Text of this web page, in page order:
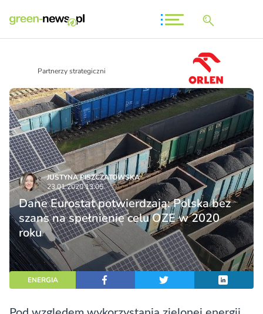
Partnerzy strategiczni
JUSTYNA PISZCZATOWSKA
23.01.2020 13:05
Dane Eurostat potwierdzają: Polska bez
szans na spełnienie celu OZE w 2020
roku
ENERGIA